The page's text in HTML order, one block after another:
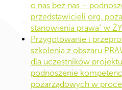
o nas bez nas –
przedstawicieli org.
stanowienia prawa” w
Przygotowanie i
szkolenia z obszaru
dla uczestników
podnoszenie
pozarządowych w